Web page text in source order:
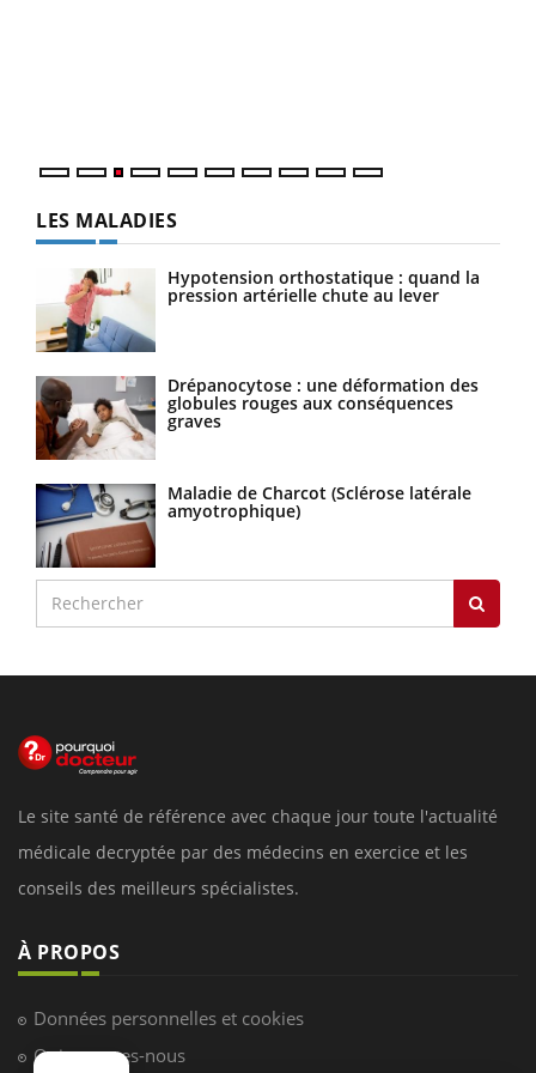
LES MALADIES
Hypotension orthostatique : quand la
pression artérielle chute au lever
Drépanocytose : une déformation des
globules rouges aux conséquences
graves
Maladie de Charcot (Sclérose latérale
amyotrophique)
Le site santé de référence avec chaque jour toute l'actualité
médicale decryptée par des médecins en exercice et les
conseils des meilleurs spécialistes.
À PROPOS
Données personnelles et cookies
Qui sommes-nous